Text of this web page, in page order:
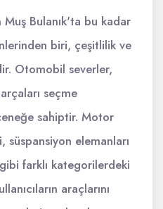
Muş Bulanık'ta bu kadar
biri, çeşitlilik ve
Otomobil severler,
seçme
sahiptir. Motor
süspansiyon elemanları
farklı kategorilerdeki
araçlarını